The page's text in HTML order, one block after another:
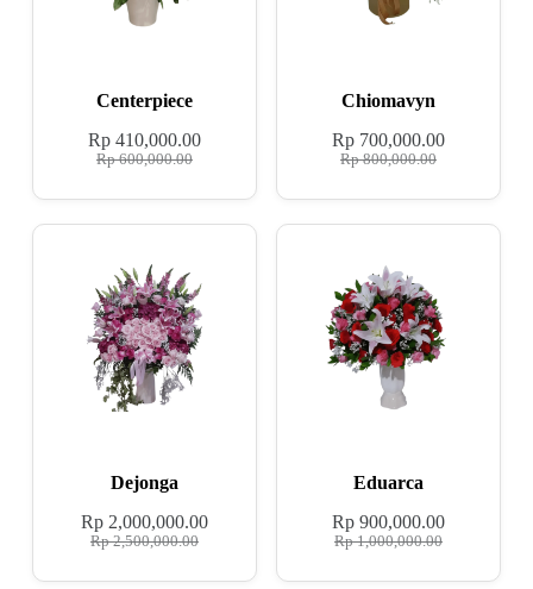
Centerpiece
Rp600,000.00
Rp410,000.00
Chiomavyn
Rp800,000.00
Rp 700,000.00
Dejonga
Rp2,500,000.00
Rp2,000,000.00
Eduarca
Rp1,000,000.00
Rp 900,000.00